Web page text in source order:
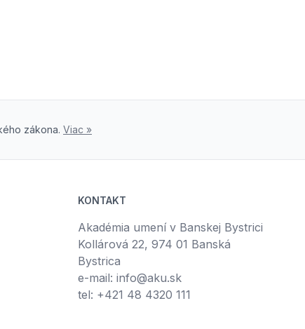
zákona. Viac »
KONTAKT
Akadémia umení v Banskej Bystrici
Kollárová 22, 974 01 Banská
Bystrica
e-mail: info@aku.sk
tel: +421 48 4320 111